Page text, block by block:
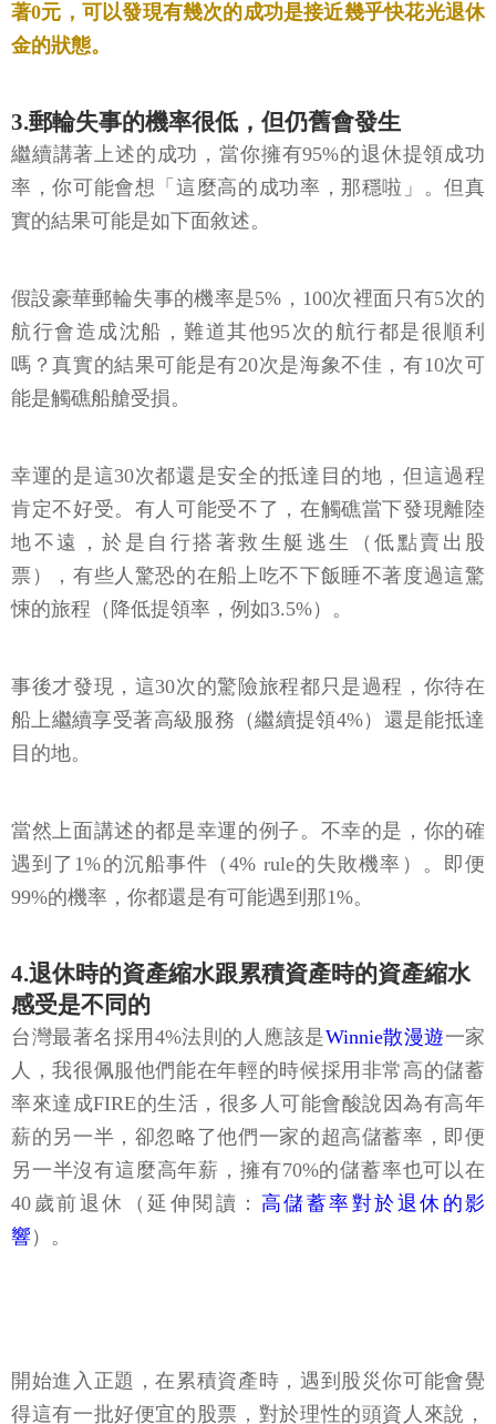
著0元，可以發現有幾次的成功是接近幾乎快花光退休
金的狀態。
3.郵輪失事的機率很低，但仍舊會發生
繼續講著上述的成功，當你擁有95%的退休提領成功
率，你可能會想「這麼高的成功率，那穩啦」。但真
實的結果可能是如下面敘述。
假設豪華郵輪失事的機率是5%，100次裡面只有5次的
航行會造成沈船，難道其他95次的航行都是很順利
嗎？真實的結果可能是有20次是海象不佳，有10次可
能是觸礁船艙受損。
幸運的是這30次都還是安全的抵達目的地，但這過程
肯定不好受。有人可能受不了，在觸礁當下發現離陸
地不遠，於是自行搭著救生艇逃生（低點賣出股
票），有些人驚恐的在船上吃不下飯睡不著度過這驚
悚的旅程（降低提領率，例如3.5%）。
事後才發現，這30次的驚險旅程都只是過程，你待在
船上繼續享受著高級服務（繼續提領4%）還是能抵達
目的地。
當然上面講述的都是幸運的例子。不幸的是，你的確
遇到了1%的沉船事件（4% rule的失敗機率）。即便
99%的機率，你都還是有可能遇到那1%。
4.退休時的資產縮水跟累積資產時的資產縮水
感受是不同的
台灣最著名採用4%法則的人應該是Winnie散漫遊一家
人，我很佩服他們能在年輕的時候採用非常高的儲蓄
率來達成FIRE的生活，很多人可能會酸說因為有高年
薪的另一半，卻忽略了他們一家的超高儲蓄率，即便
另一半沒有這麼高年薪，擁有70%的儲蓄率也可以在
40歲前退休（延伸閱讀： 高儲蓄率對於退休的影
響）。
開始進入正題，在累積資產時，遇到股災你可能會覺
得這有一批好便宜的股票，對於理性的頭資人來說，